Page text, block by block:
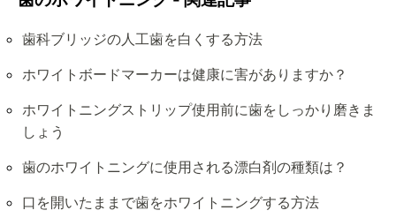
歯科ブリッジの人工歯を白くする方法
ホワイトボードマーカーは健康に害がありますか？
ホワイトニングストリップ使用前に歯をしっかり磨きま
しょう
歯のホワイトニングに使用される漂白剤の種類は？
口を開いたままで歯をホワイトニングする方法